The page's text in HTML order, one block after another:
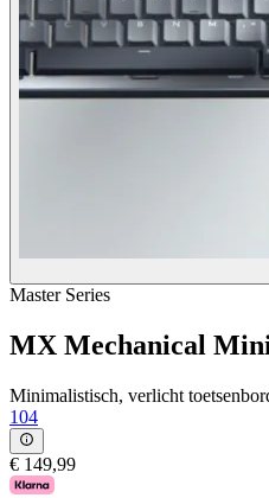
Master Series
MX Mechanical
Minimalistisch, verlicht
104
€ 149,99